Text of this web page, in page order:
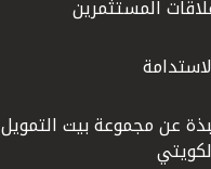
المستثمرين
عن مجموعة بيت التمويل